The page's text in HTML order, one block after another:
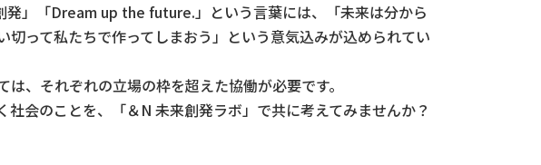
発」「Dream up the future.」という言葉には、「未来は分から
切って私たちで作ってしまおう」という意気込みが込められてい
、それぞれの立場の枠を超えた協働が必要です。
会のことを、「＆N 未来創発ラボ」で共に考えてみませんか？